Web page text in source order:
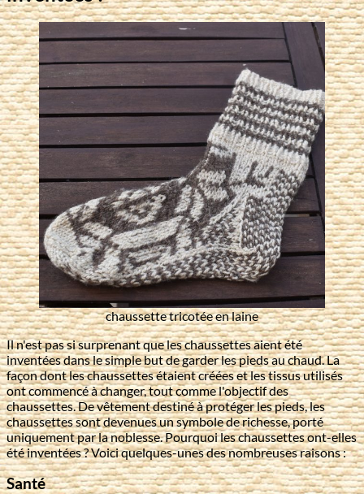
chaussette tricotée en laine
Il n'est pas si surprenant que les chaussettes aient été
inventées dans le simple but de garder les pieds au chaud. La
façon dont les chaussettes étaient créées et les tissus utilisés
ont commencé à changer, tout comme l'objectif des
chaussettes. De vêtement destiné à protéger les pieds, les
chaussettes sont devenues un symbole de richesse, porté
uniquement par la noblesse. Pourquoi les chaussettes ont-elles
été inventées ? Voici quelques-unes des nombreuses raisons :
Santé